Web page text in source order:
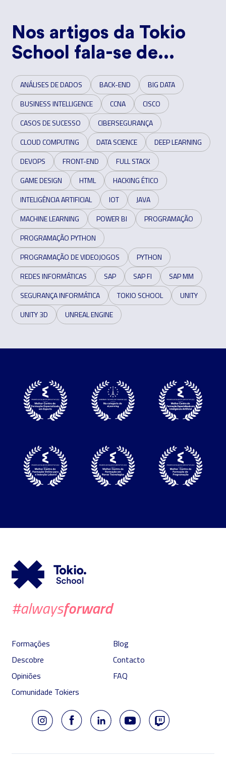
Nos artigos da Tokio
School fala-se de...
ANÁLISES DE DADOS BACK-END
BIG DATA
BUSINESS INTELLIGENCE
CCNA
CISCO
CASOS DE SUCESSO
CIBERSEGURANÇA
CLOUD COMPUTING
DATA SCIENCE
DEEP LEARNING
DEVOPS
FRONT-END
FULL STACK
GAME DESIGN
HTML
HACKING ÉTICO
INTELIGÊNCIA ARTIFICIAL
IOT
JAVA
MACHINE LEARNING
POWER BI
PROGRAMAÇÃO
PROGRAMAÇÃO PYTHON
PROGRAMAÇÃO DE VIDEOJOGOS
PYTHON
REDES INFORMÁTICAS
SAP SAP FI
SAP MM
SEGURANÇA INFORMÁTICA
TOKIO SCHOOL
UNITY
UNITY 3D
UNREAL ENGINE
#alwaysforward
Formações
Descobre
Opiniões
Comunidade Tokiers
Blog
Contacto
FAQ